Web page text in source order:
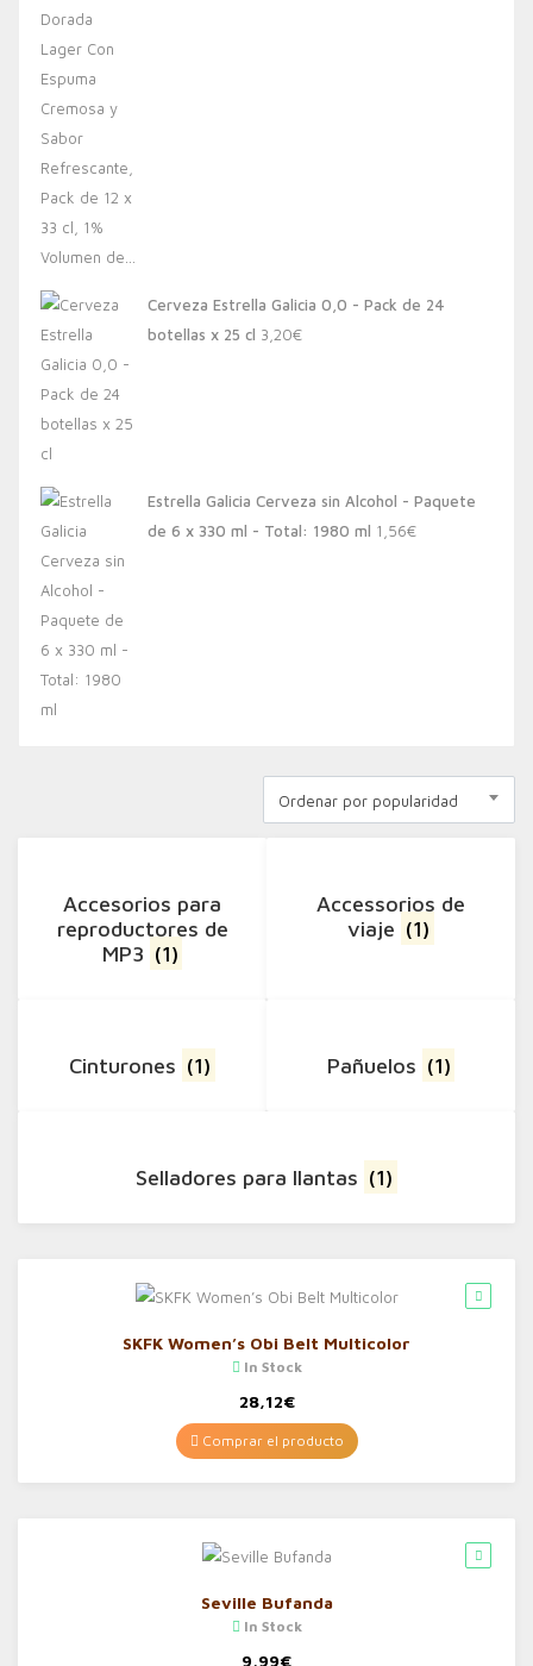
Cerveza Estrella Galicia 0,0 - Pack de 24
botellas x 25 cl 3,20€
Estrella Galicia Cerveza sin Alcohol - Paquete
de 6 x 330 ml - Total: 1980 ml 1,56€
Ordenar por popularidad
Accesorios para
reproductores de
MP3 (1)
Accessorios de
viaje (1)
Cinturones (1) Pañuelos (1)
Selladores para llantas (1)
SKFK Women’s Obi Belt Multicolor
In Stock
28,12€
Comprar el producto
Seville Bufanda
In Stock
9,99€